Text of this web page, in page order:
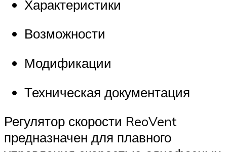
Характеристики
Возможности
Модификации
Техническая документация
Регулятор скорости ReoVent
предназначен для плавного